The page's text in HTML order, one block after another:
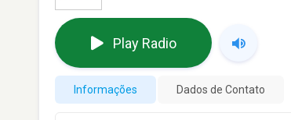
Play Radio
Informações Dados de Contato